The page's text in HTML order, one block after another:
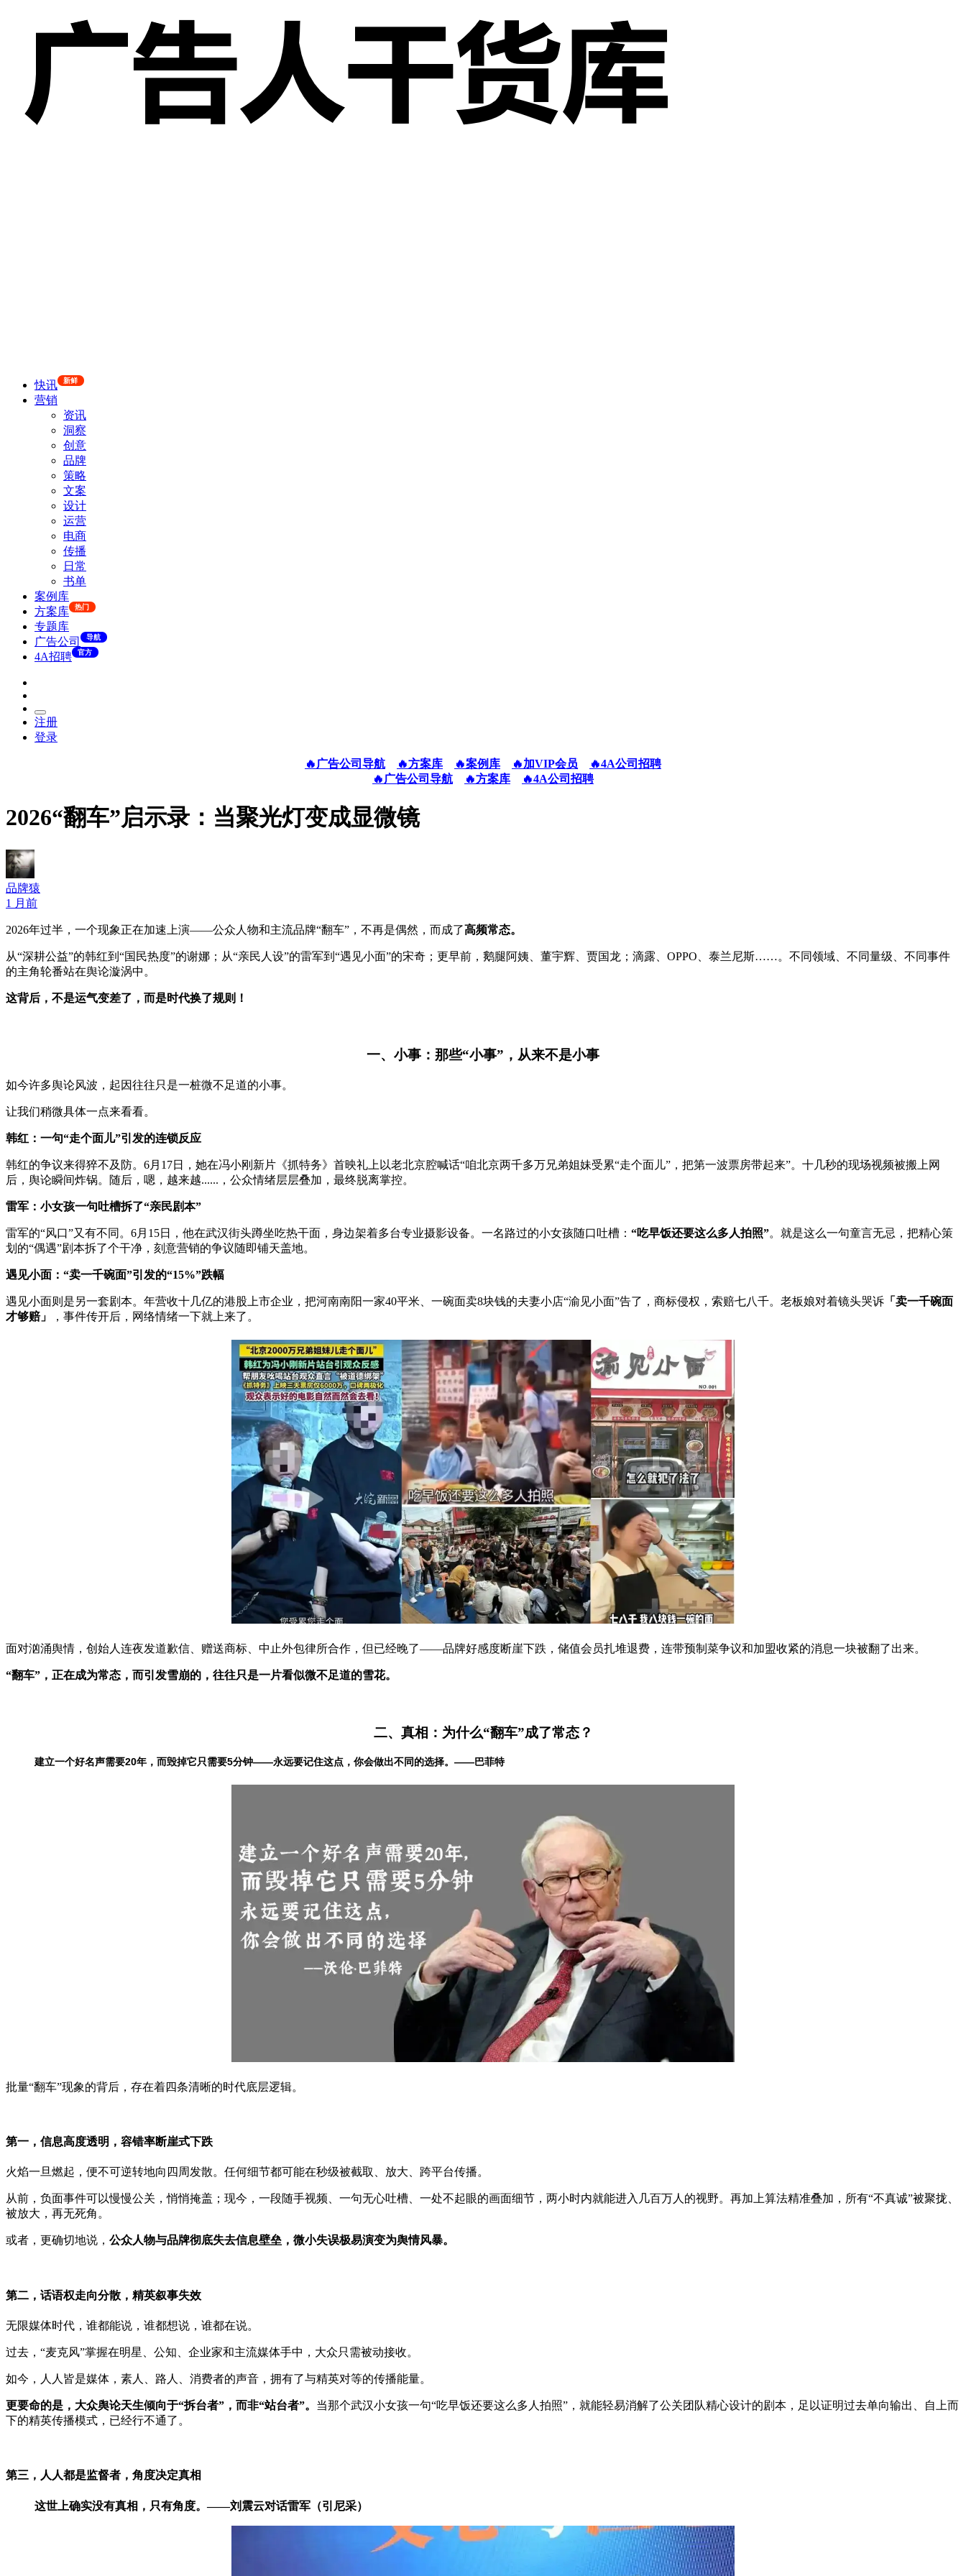
快讯 新鲜
营销
资讯
洞察
创意
品牌
策略
文案
设计
运营
电商
传播
日常
书单
案例库
方案库
热门
专题库
广告公司
导航
4A招聘 官方
注册
登录
🔥广告公司导航 🔥方案库 🔥案例库 🔥加VIP会员
🔥4A公司招聘
🔥广告公司导航
🔥方案库 🔥4A公司招聘
2026“翻车”启示录：当聚光灯变成显微镜
品牌猿
1 月前
2026年过半，一个现象正在加速上演——公众人物和主流品牌“翻车”，不再是偶然，而成了高频常态。
从“深耕公益”的韩红到“国民热度”的谢娜；从“亲民人设”的雷军到“遇见小面”的宋奇；更早前，鹅腿阿姨、董宇辉、贾国龙；滴露、OPPO、泰兰尼斯……。不同领域、不同量级、不同事件
的主角轮番站在舆论漩涡中。
这背后，不是运气变差了，而是时代换了规则！
一、小事：那些“小事”，从来不是小事
如今许多舆论风波，起因往往只是一桩微不足道的小事。
让我们稍微具体一点来看看。
韩红：一句“走个面儿”引发的连锁反应
韩红的争议来得猝不及防。6月17日，她在冯小刚新片《抓特务》首映礼上以老北京腔喊话“咱北京两千多万兄弟姐妹受累“走个面儿”，把第一波票房带起来”。十几秒的现场视频被搬上网
后，舆论瞬间炸锅。随后，嗯，越来越......，公众情绪层层叠加，最终脱离掌控。
雷军：小女孩一句吐槽拆了“亲民剧本”
雷军的“风口”又有不同。6月15日，他在武汉街头蹲坐吃热干面，身边架着多台专业摄影设备。一名路过的小女孩随口吐槽： “吃早饭还要这么多人拍照”。就是这么一句童言无忌，把精心策
划的“偶遇”剧本拆了个干净，刻意营销的争议随即铺天盖地。
遇见小面：“卖一千碗面”引发的“15%”跌幅
遇见小面则是另一套剧本。年营收十几亿的港股上市企业，把河南南阳一家40平米、一碗面卖8块钱的夫妻小店“渝见小面”告了，商标侵权，索赔七八千。老板娘对着镜头哭诉 「卖一千碗面
才够赔」
，事件传开后，网络情绪一下就上来了。
面对汹涌舆情，创始人连夜发道歉信、赠送商标、中止外包律所合作，但已经晚了——品牌好感度断崖下跌，储值会员扎堆退费，连带预制菜争议和加盟收紧的消息一块被翻了出来。
“翻车”，正在成为常态，而引发雪崩的，往往只是一片看似微不足道的雪花。
二、真相：为什么“翻车”成了常态？
建立一个好名声需要20年，而毁掉它只需要5分钟——永远要记住这点，你会做出不同的选择。 ——巴菲特
批量“翻车”现象的背后，存在着四条清晰的时代底层逻辑。
第一，信息高度透明，容错率断崖式下跌
火焰一旦燃起，便不可逆转地向四周发散。任何细节都可能在秒级被截取、放大、跨平台传播。
从前，负面事件可以慢慢公关，悄悄掩盖；现今，一段随手视频、一句无心吐槽、一处不起眼的画面细节，两小时内就能进入几百万人的视野。再加上算法精准叠加，所有“不真诚”被聚拢、
被放大，再无死角。
或者，更确切地说， 公众人物与品牌彻底失去信息壁垒，微小失误极易演变为舆情风暴。
第二，话语权走向分散，精英叙事失效
无限媒体时代，谁都能说，谁都想说，谁都在说。
过去，“麦克风”掌握在明星、公知、企业家和主流媒体手中，大众只需被动接收。
如今，人人皆是媒体，素人、路人、消费者的声音，拥有了与精英对等的传播能量。
更要命的是， 大众舆论天生倾向于“拆台者”，而非“站台者”。 当那个武汉小女孩一句“吃早饭还要这么多人拍照”，就能轻易消解了公关团队精心设计的剧本，足以证明过去单向输出、自上而
下的精英传播模式，已经行不通了。
第三，人人都是监督者，角度决定真相
这世上确实没有真相，只有角度。——刘震云对话雷军（引尼采）